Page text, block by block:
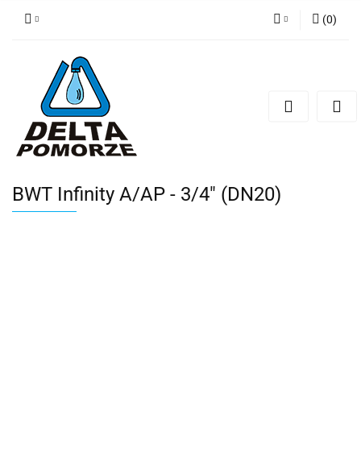
Dodaj zgłoszenie
(0)
BWT Infinity A/AP - 3/4" (DN20)